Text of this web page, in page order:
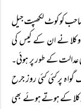
کو کوٹ لکھپت جیل
وکلا نے ان کے کیس کی
عدالت کے طور پر ہوئی۔
پر کئی کئی روز جرح
کے ہوتے ہوئے بھی